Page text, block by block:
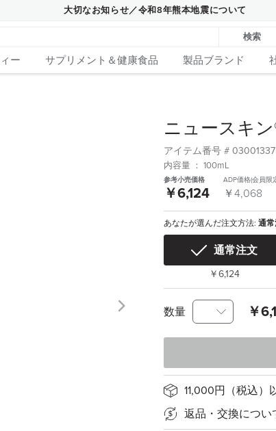
大切なお知らせ／令和8年熊本地震について
検索
ー サプリメント＆健康食品 製品ブランド
ニュースキ
アイテム番号 # 03001337
内容量 ： 100mL
参考小売価格
￥6,124
ADP価格(会員限
￥4,068
あなたが選んだ注文方法: 通
通常注文
￥6,124
数量 ￥
11,000円（税込）
返品・交換につい